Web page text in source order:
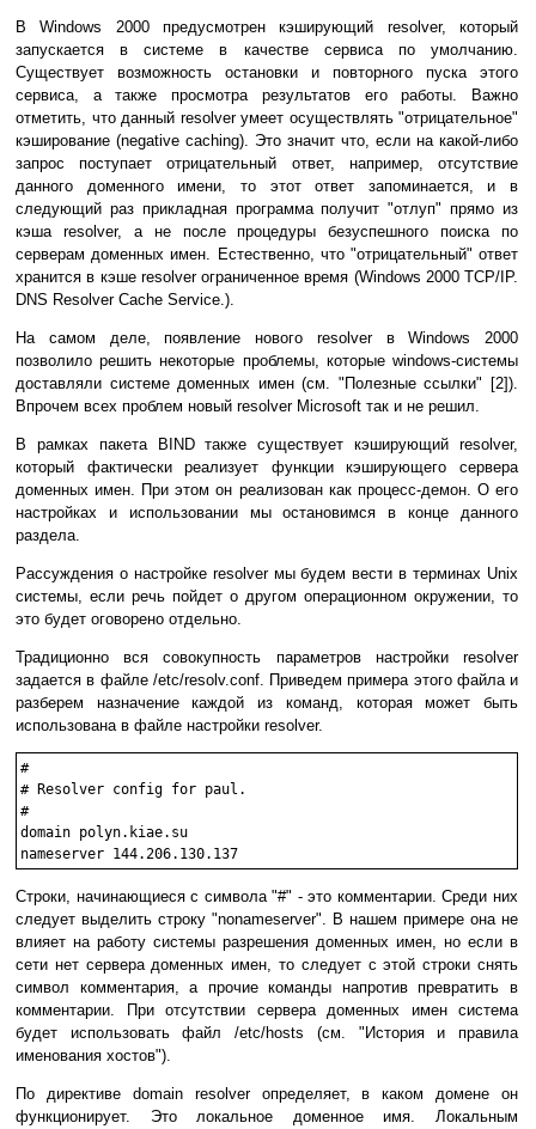
В Windows 2000 предусмотрен кэширующий resolver, который
запускается в системе в качестве сервиса по умолчанию.
Существует возможность остановки и повторного пуска этого
сервиса, а также просмотра результатов его работы. Важно
отметить, что данный resolver умеет осуществлять "отрицательное"
кэширование (negative caching). Это значит что, если на какой-либо
запрос поступает отрицательный ответ, например, отсутствие
данного доменного имени, то этот ответ запоминается, и в
следующий раз прикладная программа получит "отлуп" прямо из
кэша resolver, а не после процедуры безуспешного поиска по
серверам доменных имен. Естественно, что "отрицательный" ответ
хранится в кэше resolver ограниченное время (Windows 2000 TCP/IP.
DNS Resolver Cache Service.).
На самом деле, появление нового resolver в Windows 2000
позволило решить некоторые проблемы, которые windows-системы
доставляли системе доменных имен (см. "Полезные ссылки" [2]).
Впрочем всех проблем новый resolver Microsoft так и не решил.
В рамках пакета BIND также существует кэширующий resolver,
который фактически реализует функции кэширующего сервера
доменных имен. При этом он реализован как процесс-демон. О его
настройках и использовании мы остановимся в конце данного
раздела.
Рассуждения о настройке resolver мы будем вести в терминах Unix
системы, если речь пойдет о другом операционном окружении, то
это будет оговорено отдельно.
Традиционно вся совокупность параметров настройки resolver
задается в файле /etc/resolv.conf. Приведем примера этого файла и
разберем назначение каждой из команд, которая может быть
использована в файле настройки resolver.
#
# Resolver config for paul.
#
domain polyn.kiae.su
Строки, начинающиеся с символа "#" - это комментарии. Среди них
следует выделить строку "nonameserver". В нашем примере она не
влияет на работу системы разрешения доменных имен, но если в
сети нет сервера доменных имен, то следует с этой строки снять
символ комментария, а прочие команды напротив превратить в
комментарии. При отсутствии сервера доменных имен система
будет использовать файл /etc/hosts (см. "История и правила
именования хостов").
По директиве domain resolver определяет, в каком домене он
функционирует. Это локальное доменное имя. Локальным